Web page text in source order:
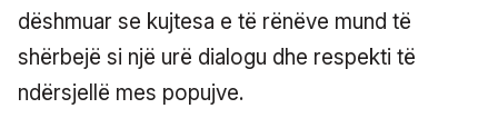
dëshmuar se kujtesa e të rënëve mund të
shërbejë si një urë dialogu dhe respekti të
ndërsjellë mes popujve.